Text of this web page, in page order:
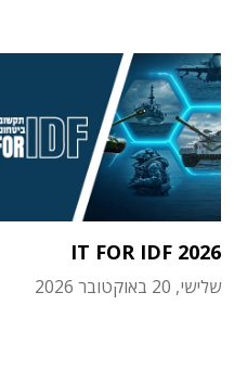
IT FOR IDF 2026
שלישי, 20 באוקטובר 2026